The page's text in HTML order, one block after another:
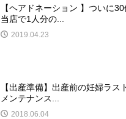
【ヘアドネーション 】ついに30
当店で1人分の...
2019.04.23
【出産準備】出産前の妊婦ラス
メンテナンス...
2018.06.04